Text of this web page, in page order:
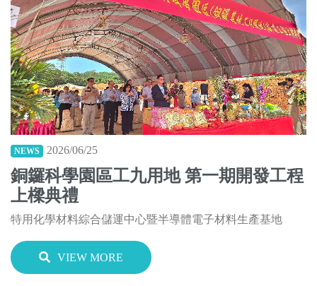
NEWS 2026/06/25
銅鑼科學園區工九用地 第一期開發工程
上樑典禮
特用化學材料綜合儲運中心暨半導體電子材料生產基地
VIEW MORE